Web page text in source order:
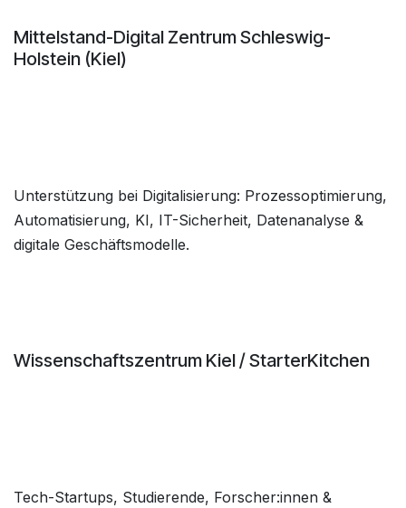
Mittelstand-Digital Zentrum Schleswig-
Holstein (Kiel)
Unterstützung bei Digitalisierung: Prozessoptimierung,
Automatisierung, KI, IT-Sicherheit, Datenanalyse &
digitale Geschäftsmodelle.
Wissenschaftszentrum Kiel / StarterKitchen
Tech-Startups, Studierende, Forscher:innen &